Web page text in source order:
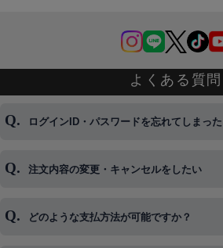
よくある質問
ログインID・パスワードを忘れてしまった
◆下記ページより、ログインIDの変更が可
注文内容の変更・キャンセルをしたい
◆即日発送を行なっている関係上、午後
どのような支払方法が可能ですか？